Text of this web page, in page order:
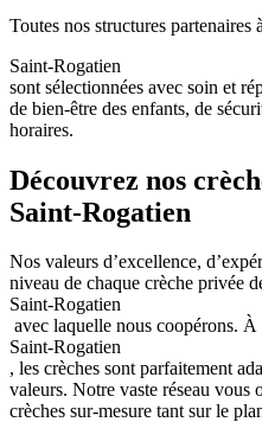
Toutes nos structures partenaires à
Saint-Rogatien
sont sélectionnées avec soin et
de bien-être des enfants, de
horaires.
Découvrez nos
Saint-Rogatien
Nos valeurs d’excellence,
niveau de chaque crèche privée
Saint-Rogatien
avec laquelle nous coopérons. À
Saint-Rogatien
, les crèches sont parfaitement
valeurs. Notre vaste réseau
crèches sur-mesure tant sur le